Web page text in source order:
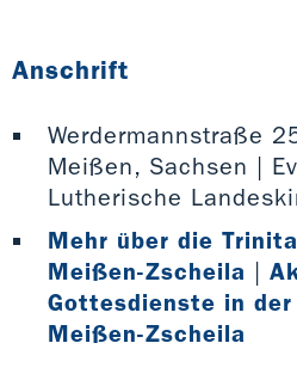
Anschrift
Werdermannstraße
Meißen, Sachsen |
Lutherische
Mehr über die
Meißen-Zscheila
Gottesdienste in
Meißen-Zscheila